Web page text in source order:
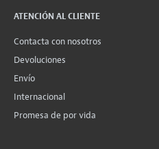
ATENCIÓN AL CLIENTE
Contacta con nosotros
Devoluciones
Envío
Internacional
Promesa de por vida